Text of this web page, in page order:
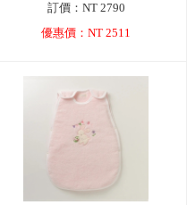
訂價：NT 2790
優惠價：NT 2511